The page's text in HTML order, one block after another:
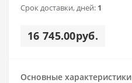
Срок доставки, дней: 1
16 745.00руб.
Основные характеристики